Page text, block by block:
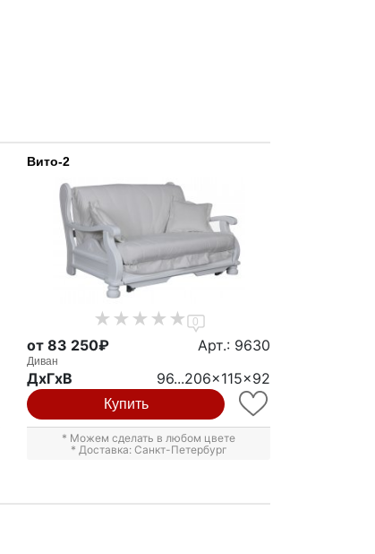
Вито-2
0
от 83 250₽ Арт.: 9630
Диван
ДxГxВ 96...206x115x92
Купить
* Можем сделать в любом цвете
* Доставка: Санкт-Петербург